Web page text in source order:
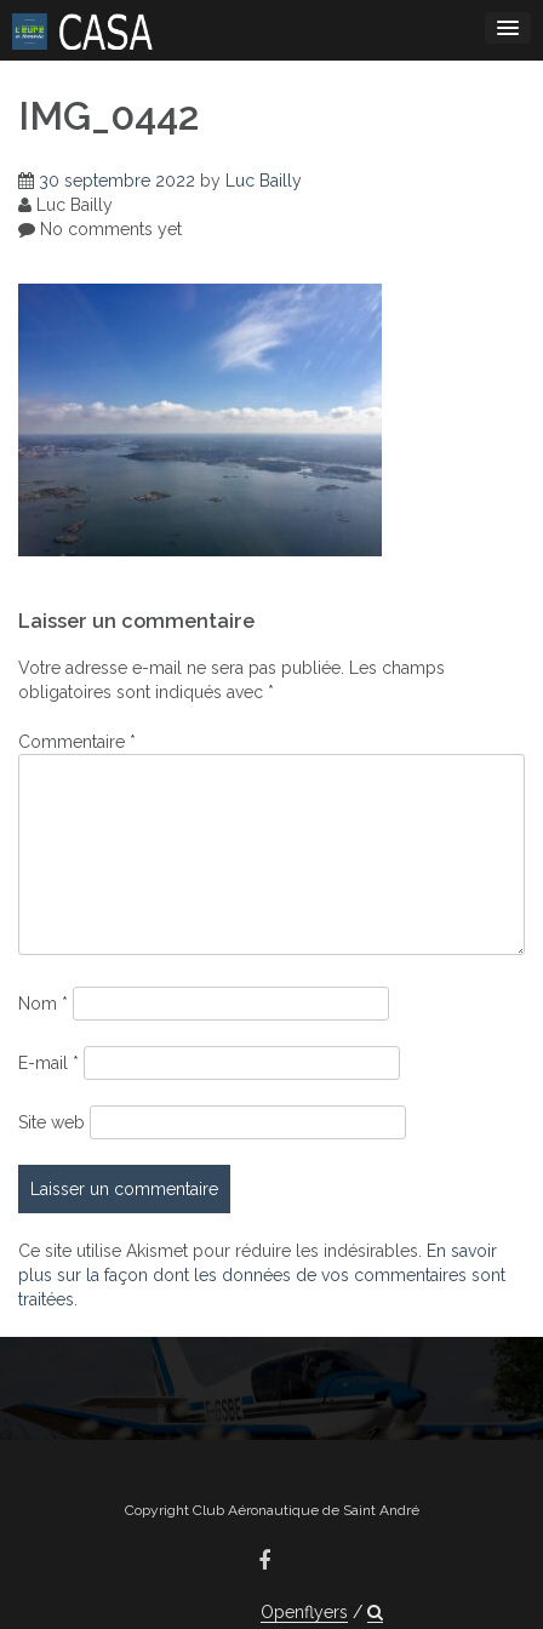
Skip
content
IMG_0442
30 septembre 2022 by Luc Bailly
Luc Bailly
No comments yet
de
l’article
Laisser un commentaire
Votre adresse e-mail ne sera pas publiée. Les champs
obligatoires sont indiqués avec *
Commentaire *
Nom *
E-mail *
Site web
Ce site utilise Akismet pour réduire les indésirables. En savoir
plus sur la façon dont les données de vos commentaires sont
traitées
Copyright Club Aéronautique de Saint André
Openflyers